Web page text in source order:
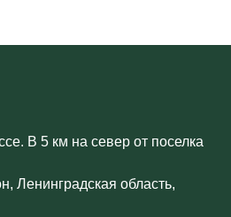
В 5 км на север от поселка
Ленинградская область,